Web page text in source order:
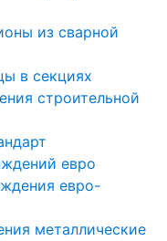
из сварной
в секциях
строительной
евро
евро-
металлические